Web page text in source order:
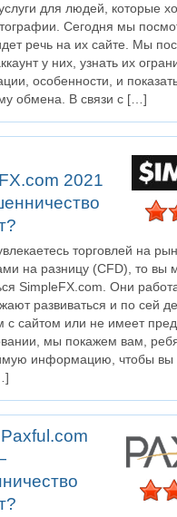
для людей, которые
Сегодня мы
речь на их сайте. Мы
у них, узнать их
особенности, и
обмена. В связи с […]
2021
торговлей на
на разницу (CFD), то вы
SimpleFX.com. Они
развиваться и по сей
с сайтом или не имеет
мы покажем вам,
информацию, чтобы вы